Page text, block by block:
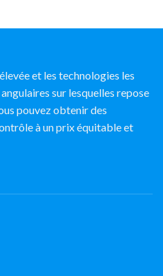
et les technologies les
sur lesquelles repose
pouvez obtenir des
à un prix équitable et